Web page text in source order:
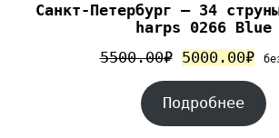
Cанкт-Петербург – 34
harps 0266 Blue
5500.00₽ 5000.00₽
Подробнее